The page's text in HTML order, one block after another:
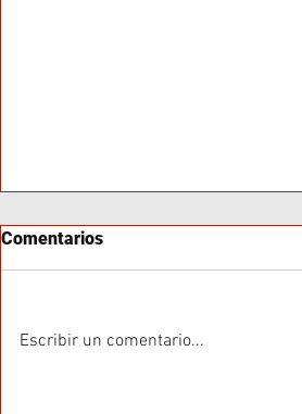
Comentarios
Escribir un comentario...